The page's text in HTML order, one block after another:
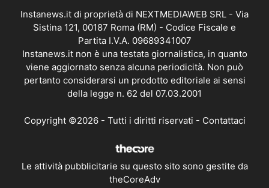
Instanews.it di proprietà di NEXTMEDIAWEB SRL - Via
Sistina 121, 00187 Roma (RM) - Codice Fiscale e
Partita I.V.A. 09689341007
Instanews.it non è una testata giornalistica, in quanto
viene aggiornato senza alcuna periodicità. Non può
pertanto considerarsi un prodotto editoriale ai sensi
della legge n. 62 del 07.03.2001
Copyright ©2026 - Tutti i diritti riservati - Contattaci
Le attività pubblicitarie su questo sito sono gestite da
theCoreAdv